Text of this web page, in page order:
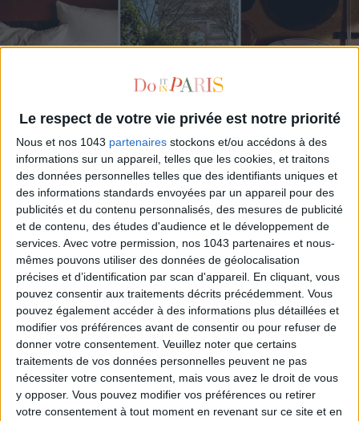
Le respect de votre vie privée est notre priorité
Nous et nos 1043 partenaires stockons et/ou accédons à des
informations sur un appareil, telles que les cookies, et traitons
des données personnelles telles que des identifiants uniques et
des informations standards envoyées par un appareil pour des
publicités et du contenu personnalisés, des mesures de publicité
et de contenu, des études d'audience et le développement de
services. Avec votre permission, nos 1043 partenaires et nous-
mêmes pouvons utiliser des données de géolocalisation
précises et d’identification par scan d'appareil. En cliquant, vous
pouvez consentir aux traitements décrits précédemment. Vous
pouvez également accéder à des informations plus détaillées et
modifier vos préférences avant de consentir ou pour refuser de
donner votre consentement. Veuillez noter que certains
traitements de vos données personnelles peuvent ne pas
nécessiter votre consentement, mais vous avez le droit de vous
y opposer. Vous pouvez modifier vos préférences ou retirer
votre consentement à tout moment en revenant sur ce site et en
ÉLYSÉE - ÉTOILE: CHIC ADDRESSES TO REMEMBER
SUMMER JEWELRY THAT CAPTURES THE SEASON